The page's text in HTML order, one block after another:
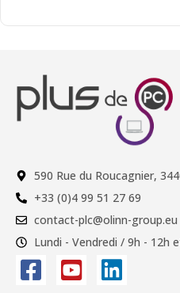
590 Rue du Roucagnier,
+33 (0)4 99 51 27 69
contact-plc@olinn-group.eu
Lundi - Vendredi / 9h - 12h